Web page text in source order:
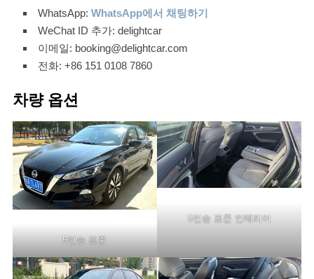
WhatsApp: WhatsApp에서 채팅하기
WeChat ID 추가: delightcar
이메일: booking@delightcar.com
전화: +86 151 0108 7860
차량 옵션
5인승 표준
5인승 표준 인테리어